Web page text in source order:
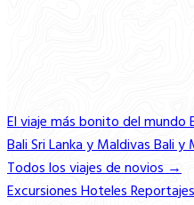
El viaje más bonito del mundo
BaliSri Lanka y MaldivasBali y
Todos los viajes de novios →
ExcursionesHotelesReportajes